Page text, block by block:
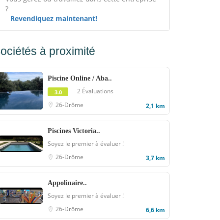
?
Revendiquez maintenant!
à proximité
Piscine Online / Aba..
3.0
2 Évaluations
26-Drôme
2,1 km
Piscines Victoria..
Soyez le premier à évaluer !
26-Drôme
3,7 km
Appolinaire..
Soyez le premier à évaluer !
26-Drôme
6,6 km